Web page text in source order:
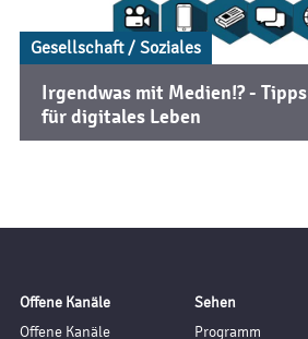
Gesellschaft / Soziales
Irgendwas mit Medien!? - Tipps
für digitales Leben
Offene Kanäle
Offene Kanäle
Sehen
Programm